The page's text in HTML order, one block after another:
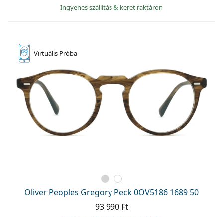
Ingyenes szállítás& keret raktáron
Virtuális Próba
Oliver Peoples Gregory Peck 0OV5186 1689 50
93 990 Ft